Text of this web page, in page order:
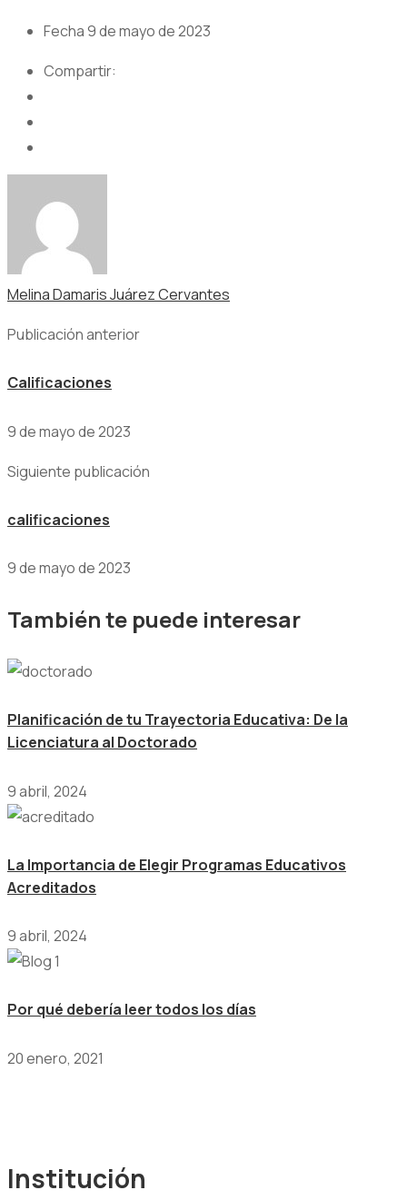
Fecha9 de mayo de 2023
Compartir:
Melina Damaris Juárez Cervantes
Publicación anterior
Calificaciones
9 de mayo de 2023
Siguiente publicación
calificaciones
9 de mayo de 2023
También te puede interesar
Planificación de tu Trayectoria Educativa: De la
Licenciatura al Doctorado
9 abril, 2024
La Importancia de Elegir Programas Educativos
Acreditados
9 abril, 2024
Por qué debería leer todos los días
20 enero, 2021
Institución